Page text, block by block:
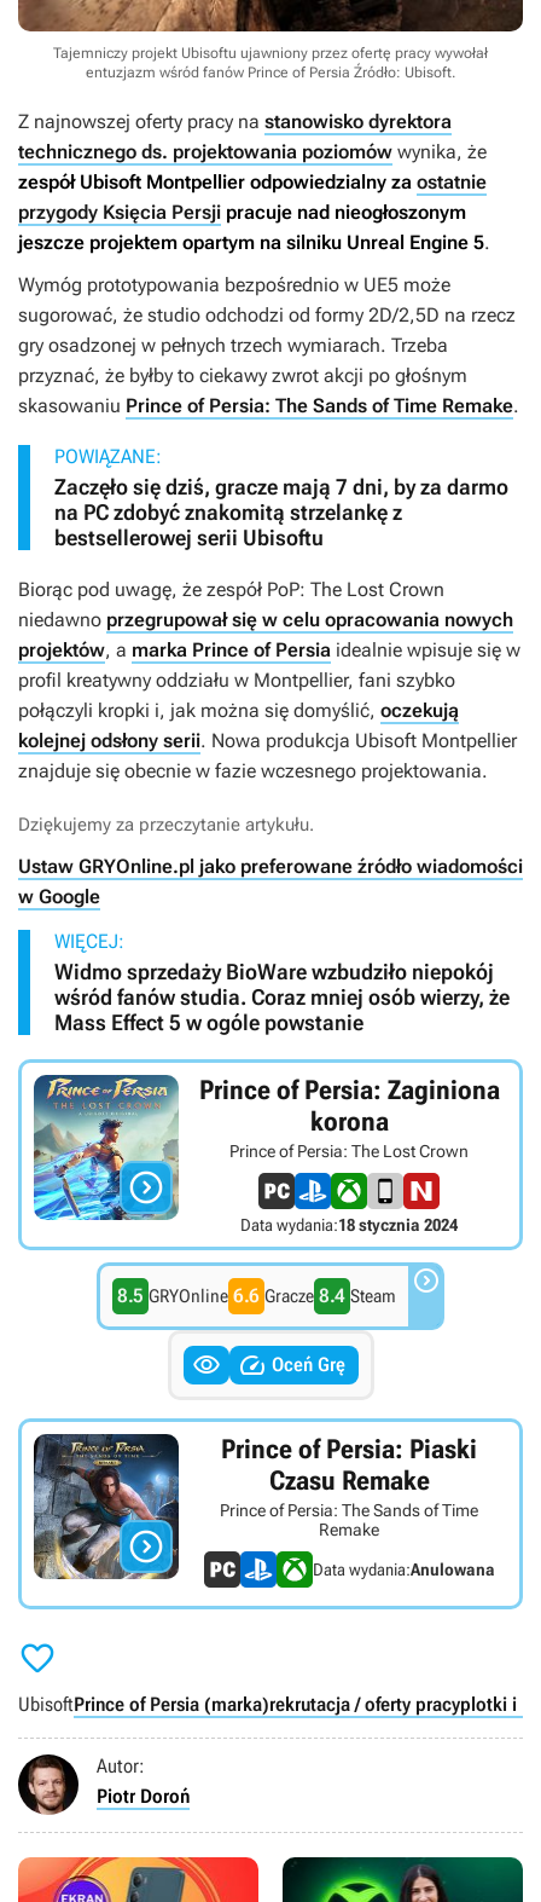
Tajemniczy projekt Ubisoftu ujawniony przez ofertę pracy wywołał
entuzjazm wśród fanów Prince of Persia Źródło: Ubisoft.
Z najnowszej oferty pracy na stanowisko dyrektora
technicznego ds. projektowania poziomów wynika, że
zespół Ubisoft Montpellier odpowiedzialny za ostatnie
przygody Księcia Persji pracuje nad nieogłoszonym
jeszcze projektem opartym na silniku Unreal Engine 5.
Wymóg prototypowania bezpośrednio w UE5 może
sugorować, że studio odchodzi od formy 2D/2,5D na rzecz
gry osadzonej w pełnych trzech wymiarach. Trzeba
przyznać, że byłby to ciekawy zwrot akcji po głośnym
skasowaniu Prince of Persia: The Sands of Time Remake.
POWIĄZANE:
Zaczęło się dziś, gracze mają 7 dni, by za darmo
na PC zdobyć znakomitą strzelankę z
bestsellerowej serii Ubisoftu
Biorąc pod uwagę, że zespół PoP: The Lost Crown
niedawno przegrupował się w celu opracowania nowych
projektów, a marka Prince of Persia idealnie wpisuje się w
profil kreatywny oddziału w Montpellier, fani szybko
połączyli kropki i, jak można się domyślić, oczekują
kolejnej odsłony serii. Nowa produkcja Ubisoft Montpellier
znajduje się obecnie w fazie wczesnego projektowania.
Dziękujemy za przeczytanie artykułu.
Ustaw GRYOnline.pl jako preferowane źródło wiadomości
w Google
WIĘCEJ:
Widmo sprzedaży BioWare wzbudziło niepokój
wśród fanów studia. Coraz mniej osób wierzy, że
Mass Effect 5 w ogóle powstanie

Prince of Persia: Zaginiona
korona
Prince of Persia: The Lost Crown
Data wydania:18 stycznia 2024
8.5 GRYOnline 6.6 Gracze 8.4 Steam 
  Oceń Grę

Prince of Persia: Piaski
Czasu Remake
Prince of Persia: The Sands of Time
Remake
Data wydania:Anulowana

UbisoftPrince of Persia (marka)rekrutacja / oferty pracyplotki i
Autor:
Piotr Doroń